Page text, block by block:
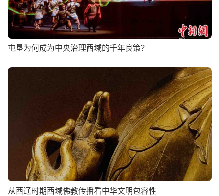
屯垦为何成为中央治理西域的千年良策？
从西辽时期西域佛教传播看中华文明包容性